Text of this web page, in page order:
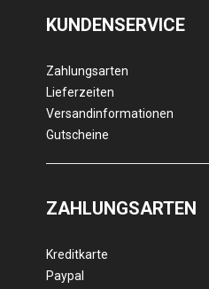
KUNDENSERVICE
Zahlungsarten
Lieferzeiten
Versandinformationen
Gutscheine
ZAHLUNGSARTEN
Kreditkarte
Paypal